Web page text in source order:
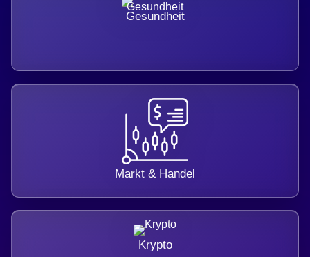
Gesundheit
Markt & Handel
Krypto